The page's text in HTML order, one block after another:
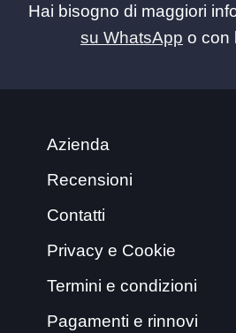
Hai bisogno di maggiori
su WhatsApp o con
Azienda
Recensioni
Contatti
Privacy e Cookie
Termini e condizioni
Pagamenti e rinnovi